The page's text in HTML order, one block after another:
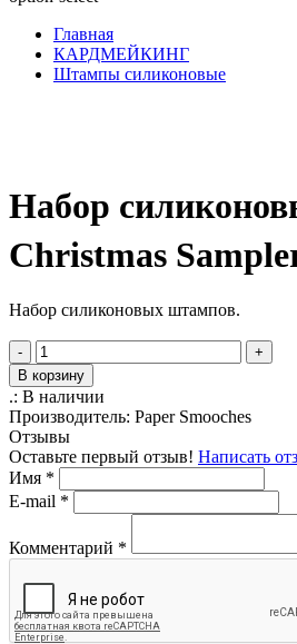
Главная
КАРДМЕЙКИНГ
Штампы силиконовые
Набор
Christmas
Набор силиконовых штампов.
-
+
В корзину
.: В наличии
Производитель: Paper Smooches
Отзывы
Оставьте первый отзыв! Написать
Имя *
E-mail *
Комментарий *